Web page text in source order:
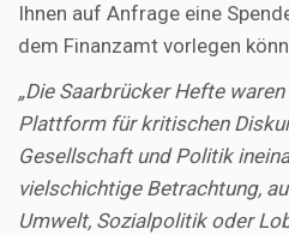
Ihnen auf Anfrage eine
dem Finanzamt vorlegen
„Die Saarbrücker Hefte
Plattform für kritischen
Gesellschaft und Politik
vielschichtige Betrachtung,
Umwelt, Sozialpolitik oder